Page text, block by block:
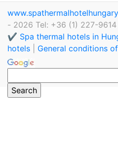
- 2026 Tel: +36 (1) 227-9614
✔️ Spa thermal hotels in
hotels
General conditions